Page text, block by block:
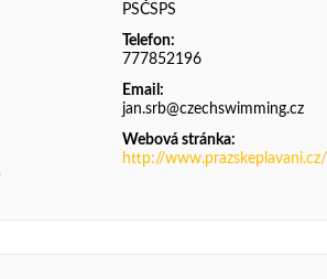
PSČSPS
Telefon:
777852196
Email:
jan.srb@czechswimming.cz
Webová stránka:
http://www.prazskeplavani.cz/